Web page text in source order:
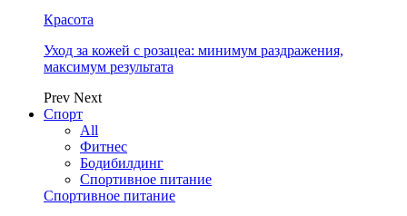
Красота
Уход за кожей с розацеа: минимум раздражения,
максимум результата
Prev Next
Спорт
All
Фитнес
Бодибилдинг
Спортивное питание
Спортивное питание